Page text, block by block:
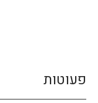
פעוטות